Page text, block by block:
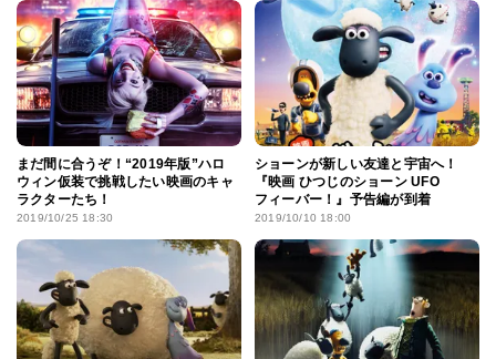
まだ間に合うぞ！“2019年版”ハロ
ウィン仮装で挑戦したい映画のキャ
ラクターたち！
2019/10/25 18:30
ショーンが新しい友達と宇宙へ！
『映画 ひつじのショーン UFO
フィーバー！』予告編が到着
2019/10/10 18:00